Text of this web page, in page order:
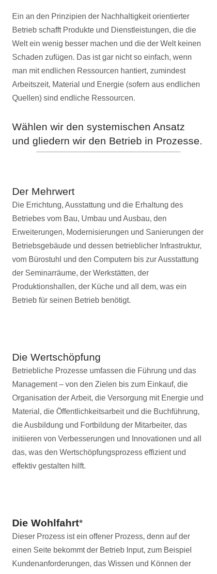
Ein an den Prinzipien der Nachhaltigkeit orientierter
Betrieb schafft Produkte und Dienstleistungen, die die
Welt ein wenig besser machen und die der Welt keinen
Schaden zufügen. Das ist gar nicht so einfach, wenn
man mit endlichen Ressourcen hantiert, zumindest
Arbeitszeit, Material und Energie (sofern aus endlichen
Quellen) sind endliche Ressourcen.
Wählen wir den systemischen Ansatz
und gliedern wir den Betrieb in Prozesse.
Der Mehrwert
Die Errichtung, Ausstattung und die Erhaltung des
Betriebes vom Bau, Umbau und Ausbau, den
Erweiterungen, Modernisierungen und Sanierungen der
Betriebsgebäude und dessen betrieblicher Infrastruktur,
vom Bürostuhl und den Computern bis zur Ausstattung
der Seminarräume, der Werkstätten, der
Produktionshallen, der Küche und all dem, was ein
Betrieb für seinen Betrieb benötigt.
Die Wertschöpfung
Betriebliche Prozesse umfassen die Führung und das
Management – von den Zielen bis zum Einkauf, die
Organisation der Arbeit, die Versorgung mit Energie und
Material, die Öffentlichkeitsarbeit und die Buchführung,
die Ausbildung und Fortbildung der Mitarbeiter, das
initiieren von Verbesserungen und Innovationen und all
das, was den Wertschöpfungsprozess effizient und
effektiv gestalten hilft.
Die Wohlfahrt*
Dieser Prozess ist ein offener Prozess, denn auf der
einen Seite bekommt der Betrieb Input, zum Beispiel
Kundenanforderungen, das Wissen und Können der